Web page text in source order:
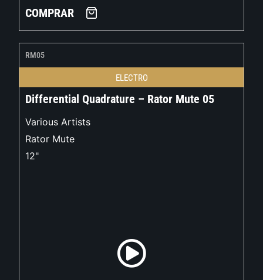
COMPRAR
RM05
ELECTRO
Differential Quadrature – Rator Mute 05
Various Artists
Rator Mute
12"